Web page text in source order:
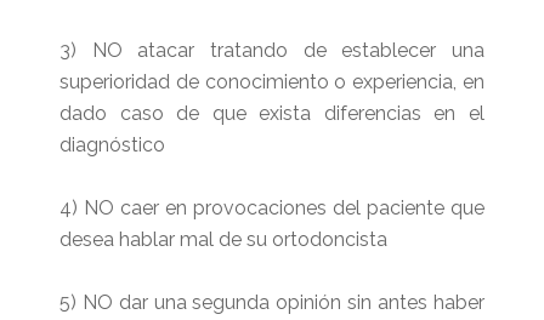
3) NO atacar tratando de establecer una
superioridad de conocimiento o experiencia, en
dado caso de que exista diferencias en el
diagnóstico
4) NO caer en provocaciones del paciente que
desea hablar mal de su ortodoncista
5) NO dar una segunda opinión sin antes haber